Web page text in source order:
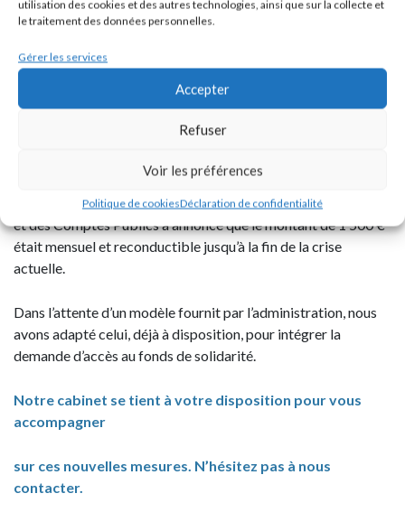
utilisation des cookies et des autres technologies, ainsi que sur la collecte et
le traitement des données personnelles.
Gérer les services
Accepter
Refuser
Voir les préférences
Politique de cookiesDéclaration de confidentialité
L’instruction des dossiers associera les services des Régions
et de l’État au niveau régional.
Comment bénéficier de cette aide de 1 500 € ?
Une simple déclaration sur le site de la DGFiP permettra de
Dans son allocution du 19 mars 2020, le Ministre de l’Action
et des Comptes Publics a annoncé que le montant de 1 500 €
était mensuel et reconductible jusqu’à la fin de la crise
actuelle.
Dans l’attente d’un modèle fournit par l’administration, nous
avons adapté celui, déjà à disposition, pour intégrer la
demande d’accès au fonds de solidarité.
Notre cabinet se tient à votre disposition pour vous
accompagner
sur ces nouvelles mesures. N’hésitez pas à nous
contacter.